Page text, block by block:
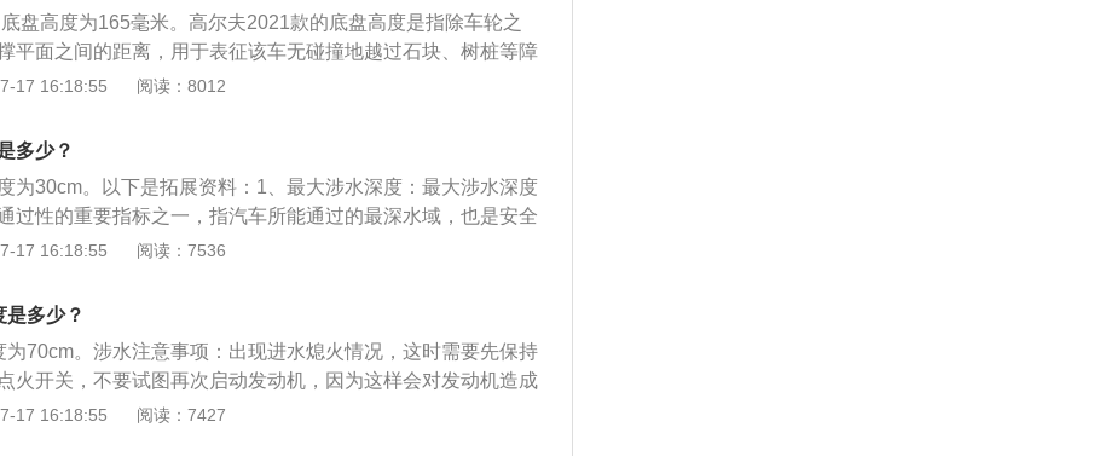
盘高度为165毫米。高尔夫2021款的底盘高度是指除车轮之
平面之间的距离，用于表征该车无碰撞地越过石块、树桩等障
尔夫2021款离地间隙越高，通过性就越好，不过如果高尔夫20
车型（第八代车型），于2020（第十六届）北京车展正式首发
款的长宽高尺寸分别是4296毫米，1788毫米，1471毫米，轴
来说，轿车的离地间隙在110毫米到150毫米之间，SUV的离
到250毫米之间。但高尔夫2021款的离地间隙不是静止不变
于负载状况，因此要根据高尔夫2021款的负载变化的情况考虑
和行驶的路面，一般在城市中路面较好时，选择离地间隙低的
性和舒适度；如果长期出入外地或行驶在路面条件较差的地
越野性能，可选择离地间隙较高的车辆，以避免底盘受到剐蹭
17 16:18:55 阅读：8012
多少？
为30cm。以下是拓展资料：1、最大涉水深度：最大涉水深度
过性的重要指标之一，指汽车所能通过的最深水域，也是安全
：当水深为轮胎的三分之一高度时，可以放心通过，只要操
成车内进水。如果涉水深度超过保险杠，行车时应该提高警
水。
17 16:18:55 阅读：7536
是多少？
为70cm。涉水注意事项：出现进水熄火情况，这时需要先保持
火开关，不要试图再次启动发动机，因为这样会对发动机造成
保险公司会予以不受理赔处理。使用雪地模式：进入积水路段
17 16:18:55 阅读：7427